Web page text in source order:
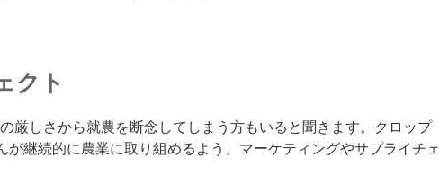
クト
厳しさから就農を断念してしまう方もいると聞きます。クロップ
が継続的に農業に取り組めるよう、マーケティングやサプライチェ